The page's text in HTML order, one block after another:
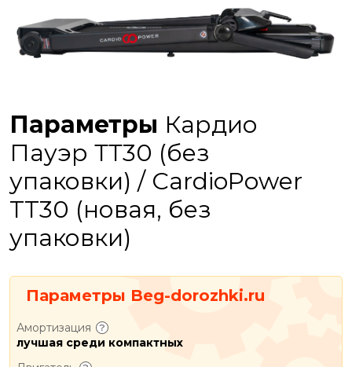
Параметры Кардио
Пауэр ТТ30 (без
упаковки) / CardioPower
TT30 (новая, без
упаковки)
Параметры Beg-dorozhki.ru
Амортизация
лучшая среди компактных